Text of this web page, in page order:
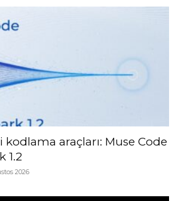
kodlama araçları: Muse Code
1.2
2026